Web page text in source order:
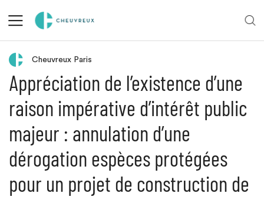
Retour aux actualités
Cheuvreux Paris
Appréciation de l’existence d’une
raison impérative d’intérêt public
majeur : annulation d’une
dérogation espèces protégées
pour un projet de construction de